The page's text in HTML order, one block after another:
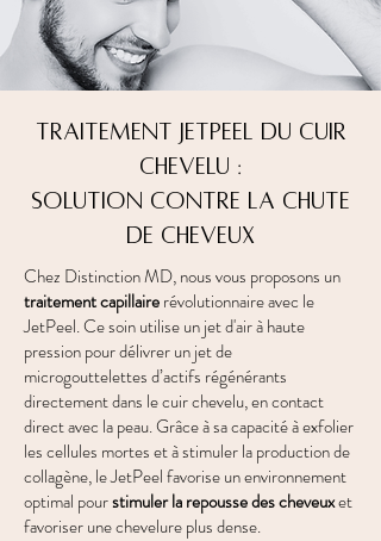
Traitement JetPeel du cuir
chevelu :
solution contre la chute
de cheveux
Chez Distinction MD, nous vous proposons un
traitement capillairerévolutionnaire avec le
JetPeel. Ce soin utilise un jet d'air à haute
pression pour délivrer un jet de
microgouttelettes d’actifs régénérants
directement dans le cuir chevelu, en contact
direct avec la peau. Grâce à sa capacité à exfolier
les cellules mortes et à stimuler la production de
collagène, le JetPeel favorise un environnement
optimal pourstimuler la repousse des cheveuxet
favoriser une chevelure plus dense.